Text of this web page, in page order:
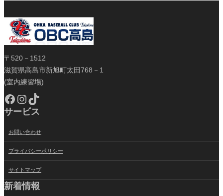
〒520－1512
滋賀県高島市新旭町太田768－1
(室内練習場)
Facebook Instagram TikTok
サービス
お問い合わせ
プライバシーポリシー
サイトマップ
新着情報